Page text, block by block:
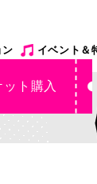
ン イベント＆
ット購入